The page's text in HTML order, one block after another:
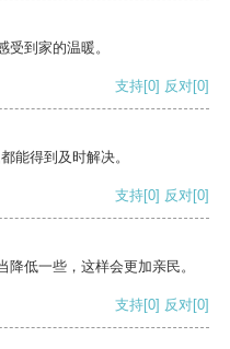
到家的温暖。
支持[0] 反对[0]
能得到及时解决。
支持[0] 反对[0]
低一些，这样会更加亲民。
支持[0] 反对[0]